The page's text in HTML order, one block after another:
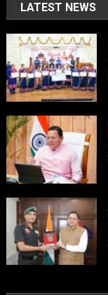
LATEST NEWS